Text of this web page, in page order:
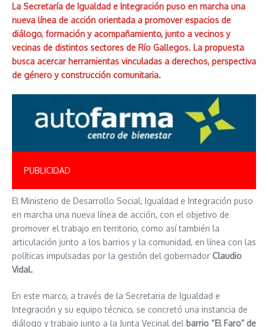
La Secretaría de Igualdad e Integración puso en marcha una
nueva línea de acción orientada a promover espacios de
diálogo, formación y acompañamiento, junto a vecinos y
vecinas de distintos sectores de Río Gallegos. La propuesta
busca acercar herramientas vinculadas a derechos, perspectiva
de género y construcción comunitaria.
PUBLICIDAD
El Ministerio de Desarrollo Social, Igualdad e Integración puso
en marcha una nueva línea de acción, con el objetivo de
promover el trabajo en territorio, como así también la
articulación junto a los barrios y la comunidad, en línea con las
políticas impulsadas por la gestión del gobernador Claudio
Vidal.
En este marco, a través de la Secretaria de Igualdad e
Integración y su equipo técnico, se concretó una instancia de
diálogo y trabajo junto a la Junta Vecinal del barrio “El Faro” de